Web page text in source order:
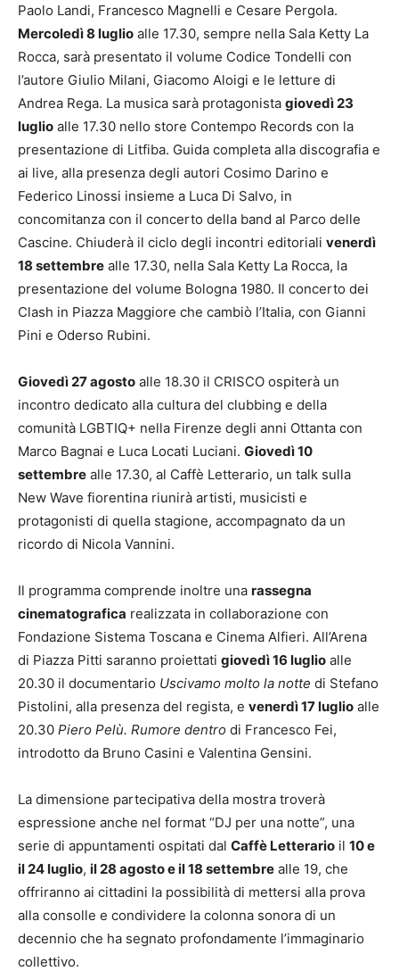
Paolo Landi, Francesco Magnelli e Cesare Pergola.
Mercoledì 8 luglio alle 17.30, sempre nella Sala Ketty La
Rocca, sarà presentato il volume Codice Tondelli con
l’autore Giulio Milani, Giacomo Aloigi e le letture di
Andrea Rega. La musica sarà protagonista giovedì 23
luglio alle 17.30 nello store Contempo Records con la
presentazione di Litfiba. Guida completa alla discografia e
ai live, alla presenza degli autori Cosimo Darino e
Federico Linossi insieme a Luca Di Salvo, in
concomitanza con il concerto della band al Parco delle
Cascine. Chiuderà il ciclo degli incontri editoriali venerdì
18 settembre alle 17.30, nella Sala Ketty La Rocca, la
presentazione del volume Bologna 1980. Il concerto dei
Clash in Piazza Maggiore che cambiò l’Italia, con Gianni
Pini e Oderso Rubini.
Giovedì 27 agosto alle 18.30 il CRISCO ospiterà un
incontro dedicato alla cultura del clubbing e della
comunità LGBTIQ+ nella Firenze degli anni Ottanta con
Marco Bagnai e Luca Locati Luciani. Giovedì 10
settembre alle 17.30, al Caffè Letterario, un talk sulla
New Wave fiorentina riunirà artisti, musicisti e
protagonisti di quella stagione, accompagnato da un
ricordo di Nicola Vannini.
Il programma comprende inoltre una rassegna
cinematografica realizzata in collaborazione con
Fondazione Sistema Toscana e Cinema Alfieri. All’Arena
di Piazza Pitti saranno proiettati giovedì 16 luglio alle
20.30 il documentario Uscivamo molto la notte di Stefano
Pistolini, alla presenza del regista, e venerdì 17 luglio alle
20.30 Piero Pelù. Rumore dentro di Francesco Fei,
introdotto da Bruno Casini e Valentina Gensini.
La dimensione partecipativa della mostra troverà
espressione anche nel format “DJ per una notte”, una
serie di appuntamenti ospitati dal Caffè Letterario il 10 e
il 24 luglio, il 28 agosto e il 18 settembre alle 19, che
offriranno ai cittadini la possibilità di mettersi alla prova
alla consolle e condividere la colonna sonora di un
decennio che ha segnato profondamente l’immaginario
collettivo.